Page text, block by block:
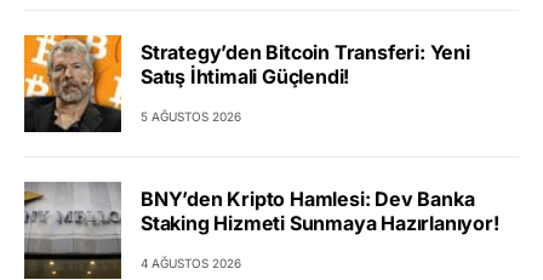
Strategy’den Bitcoin Transferi: Yeni
Satış İhtimali Güçlendi!
5 AĞUSTOS 2026
BNY’den Kripto Hamlesi: Dev Banka
Staking Hizmeti Sunmaya Hazırlanıyor!
4 AĞUSTOS 2026